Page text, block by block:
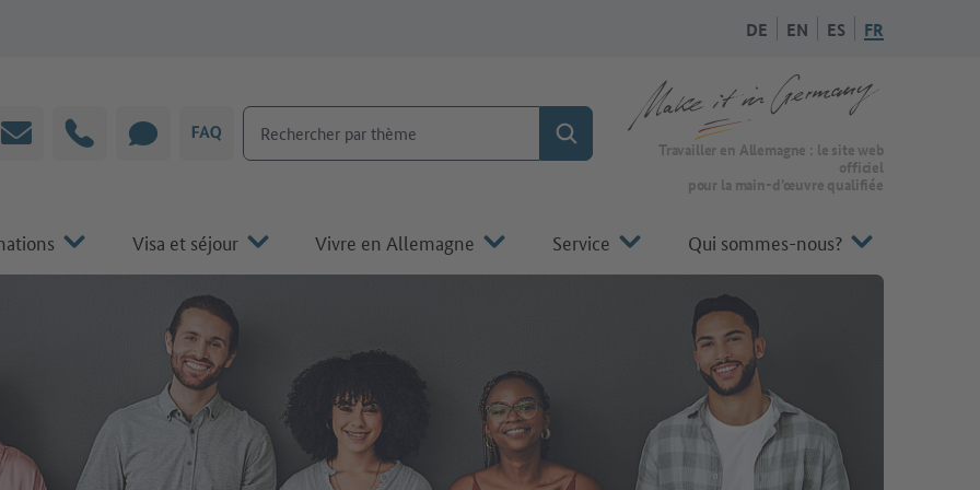
DE EN ES FR
Courrier électronique
HotlineCHAT FAQ
Rechercher par thème
RechercherVers la page d'accueil de Make it in Germany
Travailler en Allemagne : le site web
officiel
pour la main-d’œuvre qualifiée
Visa et séjour Vivre en Allemagne Service Qui sommes-nous?